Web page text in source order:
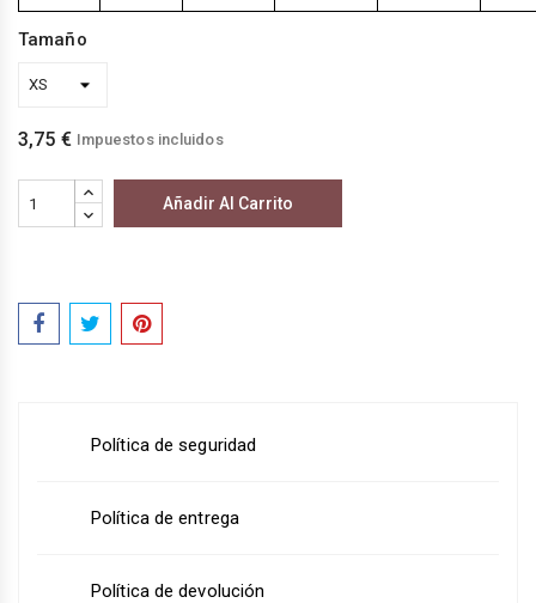
Tamaño
3,75 € Impuestos incluidos
Añadir Al Carrito
Política de seguridad
Política de entrega
Política de devolución